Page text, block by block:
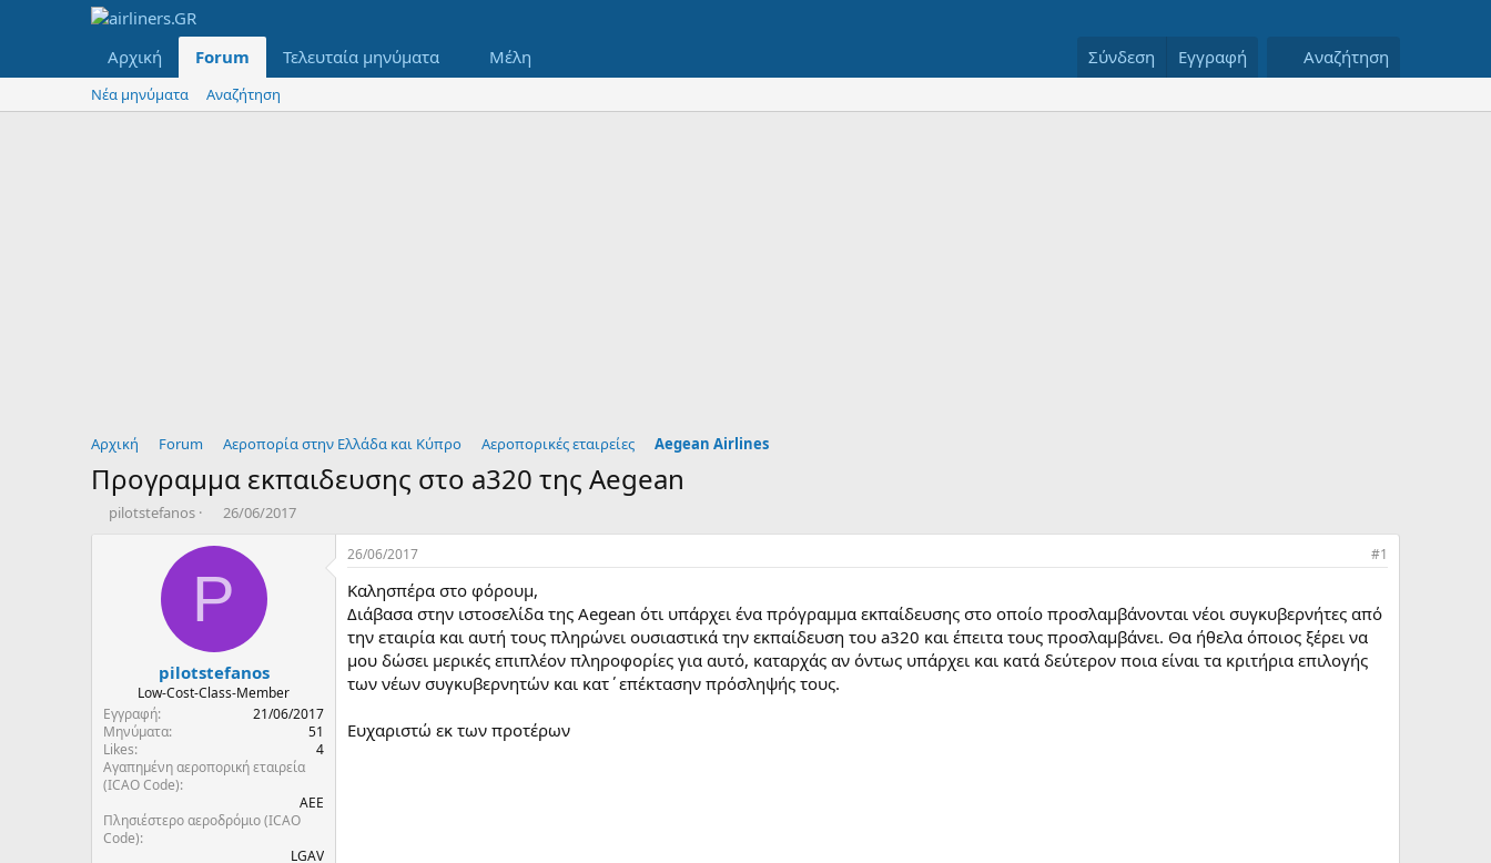
Αρχική Forum Τελευταία μηνύματα Μέλη Σύνδεση Εγγραφή Αναζήτηση
Νέα μηνύματα Αναζήτηση
Αρχική Forum Αεροπορία στην Ελλάδα και Κύπρο Αεροπορικές εταιρείες Aegean Airlines
Προγραμμα εκπαιδευσης στο a320 της Aegean
T
t
e
r
pilotstefanos
Η
ε
ο
ν
ί
α
ι
υ
ρ
26/06/2017
P
pilotstefanos
Low-Cost-Class-Member
Εγγραφή
21/06/2017
Μηνύματα
51
Likes
4
Αγαπημένη αεροπορική εταιρεία
(ICAO Code)
ΑΕΕ
Πλησιέστερο αεροδρόμιο (ICAO
Code)
LGAV
26/06/2017 #1
Καλησπέρα στο φόρουμ,
Διάβασα στην ιστοσελίδα της Aegean ότι υπάρχει ένα πρόγραμμα εκπαίδευσης στο οποίο προσλαμβάνονται νέοι συγκυβερνήτες από
την εταιρία και αυτή τους πληρώνει ουσιαστικά την εκπαίδευση του a320 και έπειτα τους προσλαμβάνει. Θα ήθελα όποιος ξέρει να
μου δώσει μερικές επιπλέον πληροφορίες για αυτό, καταρχάς αν όντως υπάρχει και κατά δεύτερον ποια είναι τα κριτήρια επιλογής
των νέων συγκυβερνητών και κατ΄επέκτασην πρόσληψής τους.
Ευχαριστώ εκ των προτέρων